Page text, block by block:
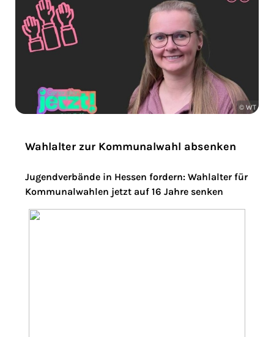
© WT
Wahlalter zur Kommunalwahl absenken
Jugendverbände in Hessen fordern: Wahlalter für
Kommunalwahlen jetzt auf 16 Jahre senken